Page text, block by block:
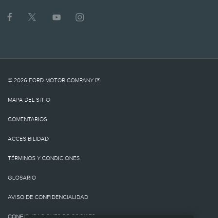
1.
cargo por
destino/entrega como
tampoco cargos o
impuestos
gubernamentales ni
cargos por
financiamiento, cargo de
procesamiento de la
© 2026 FORD MOTOR COMPANY
MAPA DEL SITIO
COMENTARIOS
ACCESIBILIDAD
TÉRMINOS Y CONDICIONES
GLOSARIO
AVISO DE CONFIDENCIALIDAD
CONFIGURACIONES DE COOKIES